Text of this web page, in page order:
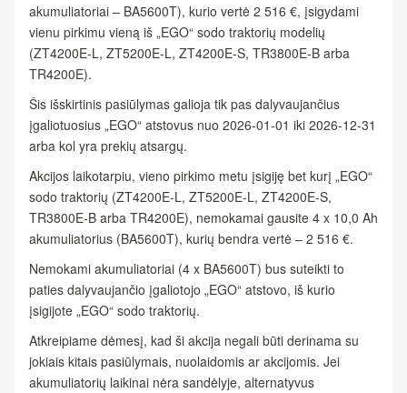
akumuliatoriai – BA5600T), kurio vertė 2 516 €, įsigydami
vienu pirkimu vieną iš „EGO“ sodo traktorių modelių
(ZT4200E-L, ZT5200E-L, ZT4200E-S, TR3800E-B arba
TR4200E).
Šis išskirtinis pasiūlymas galioja tik pas dalyvaujančius
įgaliotuosius „EGO“ atstovus nuo 2026-01-01 iki 2026-12-31
arba kol yra prekių atsargų.
Akcijos laikotarpiu, vieno pirkimo metu įsigiję bet kurį „EGO“
sodo traktorių (ZT4200E-L, ZT5200E-L, ZT4200E-S,
TR3800E-B arba TR4200E), nemokamai gausite 4 x 10,0 Ah
akumuliatorius (BA5600T), kurių bendra vertė – 2 516 €.
Nemokami akumuliatoriai (4 x BA5600T) bus suteikti to
paties dalyvaujančio įgaliotojo „EGO“ atstovo, iš kurio
įsigijote „EGO“ sodo traktorių.
Atkreipiame dėmesį, kad ši akcija negali būti derinama su
jokiais kitais pasiūlymais, nuolaidomis ar akcijomis. Jei
akumuliatorių laikinai nėra sandėlyje, alternatyvus